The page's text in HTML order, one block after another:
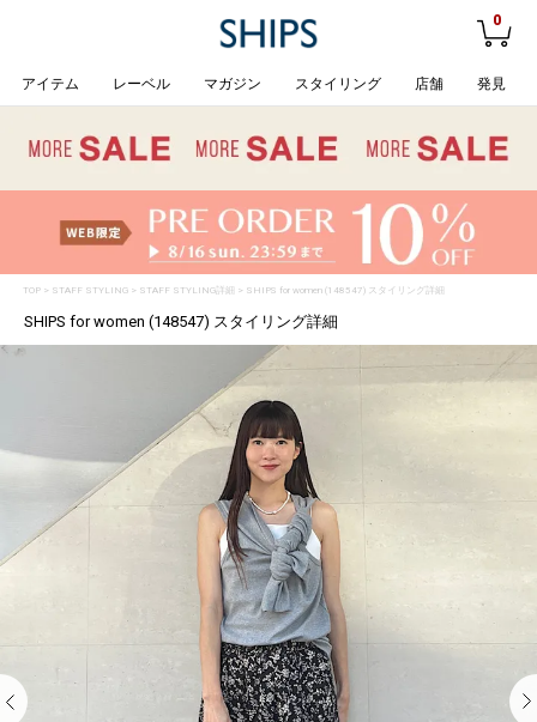
0
アイテム レーベル マガジン スタイリング 店舗 発見
TOP> STAFF STYLING> STAFF STYLING詳細 > SHIPS for women (148547) スタイリング詳細
SHIPS for women (148547) スタイリング詳細